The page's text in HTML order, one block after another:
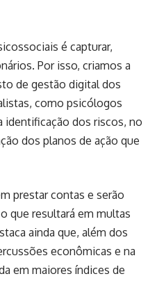
é capturar,
Por isso, criamos a
de gestão digital dos
como psicólogos
identificação dos riscos, no
dos planos de ação que
prestar contas e serão
que resultará em multas
ainda que, além dos
econômicas e na
em maiores índices de